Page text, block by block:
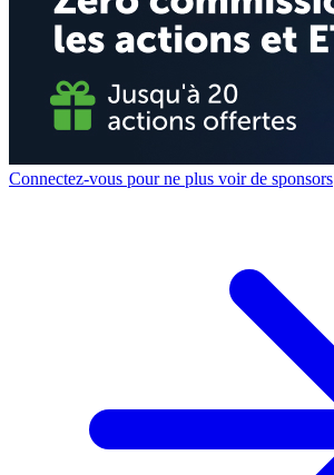
Connectez-vous pour ne plus voir de sponsors